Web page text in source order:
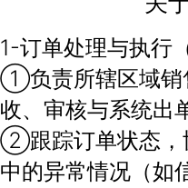
1-订单处理与执行
①负责所辖区域销
收、审核与系统出
②跟踪订单状态，
中的异常情况（如